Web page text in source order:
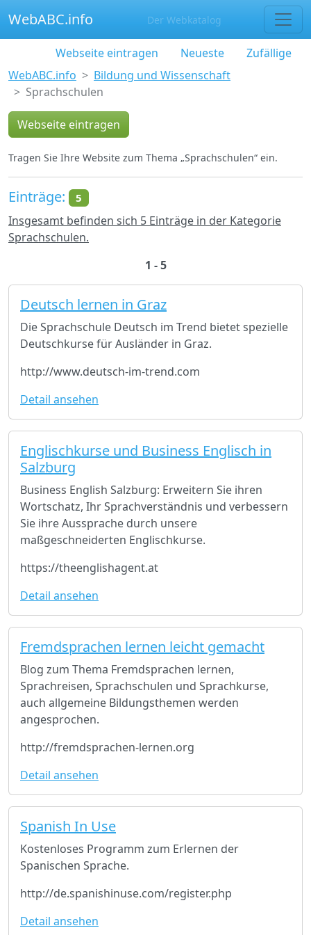
WebABC.info Der Webkatalog
Webseite eintragen Neueste
Zufällige
WebABC.info
Bildung und Wissenschaft
Sprachschulen
Webseite eintragen
Tragen Sie Ihre Website zum Thema „Sprachschulen“ ein.
Einträge: 5
Insgesamt befinden sich 5 Einträge in der Kategorie
Sprachschulen.
1 - 5
Deutsch lernen in Graz
Die Sprachschule Deutsch im Trend bietet spezielle
Deutschkurse für Ausländer in Graz.
http://www.deutsch-im-trend.com
Detail ansehen
Englischkurse und Business Englisch in
Salzburg
Business English Salzburg: Erweitern Sie ihren
Wortschatz, Ihr Sprachverständnis und verbessern
Sie ihre Aussprache durch unsere
maßgeschneiderten Englischkurse.
https://theenglishagent.at
Detail ansehen
Fremdsprachen lernen leicht gemacht
Blog zum Thema Fremdsprachen lernen,
Sprachreisen, Sprachschulen und Sprachkurse,
auch allgemeine Bildungsthemen werden
angesprochen.
http://fremdsprachen-lernen.org
Detail ansehen
Spanish In Use
Kostenloses Programm zum Erlernen der
Spanischen Sprache.
http://de.spanishinuse.com/register.php
Detail ansehen